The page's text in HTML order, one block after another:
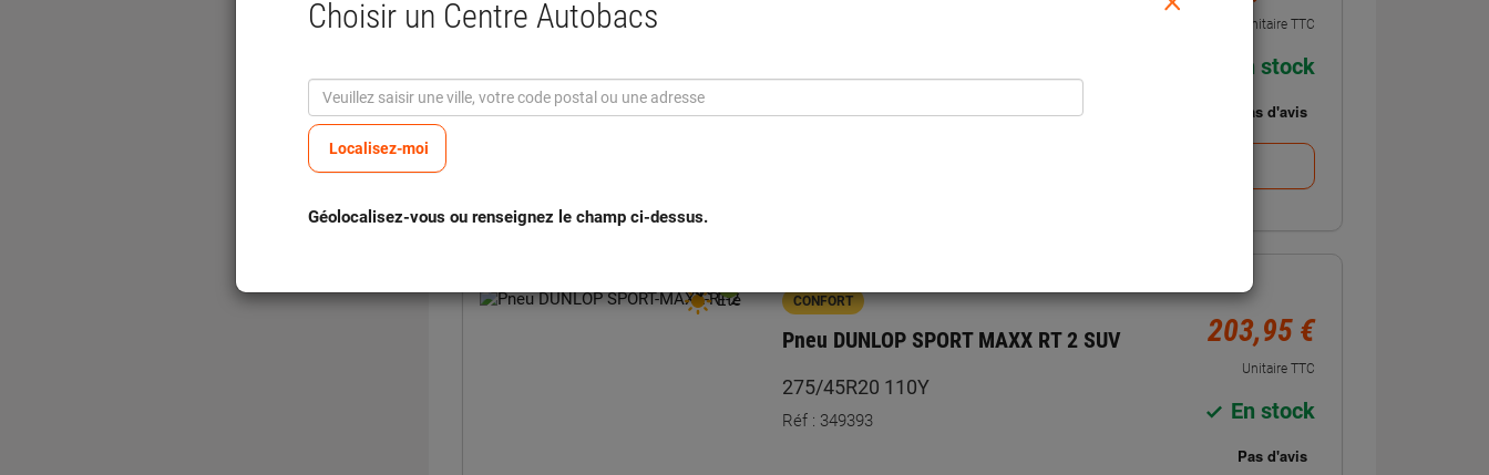
Choisir un Centre Autobacs
Localisez-moi
Géolocalisez-vous ou renseignez le champ ci-dessus.
Réf : 152168
Unitaire TTC
En stock
Été CONFORT
Pneu DUNLOP SPORT MAXX RT 2 SUV
275/45R20 110Y
Réf : 349393
203,95 €
Unitaire TTC
En stock